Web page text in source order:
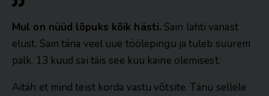
Mul on nüüd lõpuks kõik hästi. Sain lahti vanast
elust. Sain täna veel uue töölepingu ja tuleb suurem
palk. 13 kuud sai täis see kuu kaine olemisest.
Aitäh et mind teist korda vastu võtsite. Tänu sellele